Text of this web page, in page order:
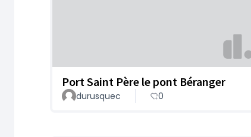
Port Saint Père le pont Béranger
durusquec 0